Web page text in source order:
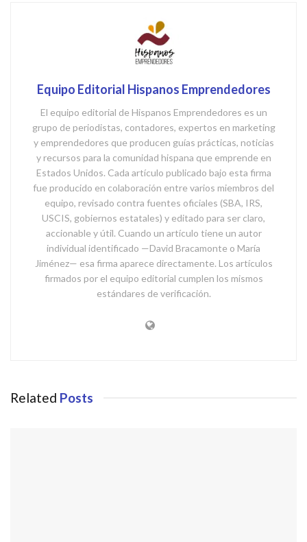
Equipo Editorial Hispanos Emprendedores
El equipo editorial de Hispanos Emprendedores es un
grupo de periodistas, contadores, expertos en marketing
y emprendedores que producen guías prácticas, noticias
y recursos para la comunidad hispana que emprende en
Estados Unidos. Cada artículo publicado bajo esta firma
fue producido en colaboración entre varios miembros del
equipo, revisado contra fuentes oficiales (SBA, IRS,
USCIS, gobiernos estatales) y editado para ser claro,
accionable y útil. Cuando un artículo tiene un autor
individual identificado —David Bracamonte o María
Jiménez— esa firma aparece directamente. Los artículos
firmados por el equipo editorial cumplen los mismos
estándares de verificación.
Related Posts